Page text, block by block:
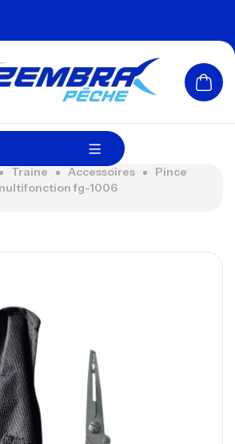
Traine Accessoires
Pince
fg-1006